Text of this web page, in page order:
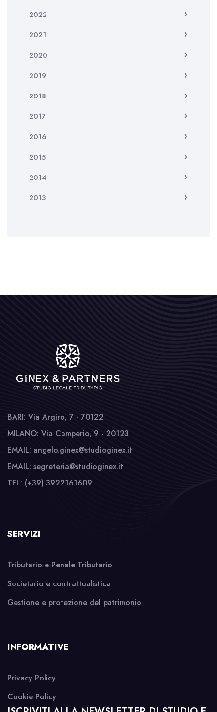
2022
2021
2020
2019
2018
2017
2016
2015
2014
2013
BARI: Via Argiro, 7 - 70122
MILANO: Via Camperio, 9 - 20123
EMAIL: angelo.ginex@studioginex.it
EMAIL: segreteria@studioginex.it
TEL: (+39) 3922161609
SERVIZI
Tributario e Penale Tributario
Societario e contrattualistica
Gestione e protezione del patrimonio
INFORMATIVE
Privacy Policy
Cookie Policy